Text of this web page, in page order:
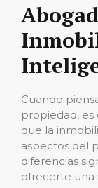
Cuando
propiedad,
que la
aspectos del
diferencias
ofrecerte una